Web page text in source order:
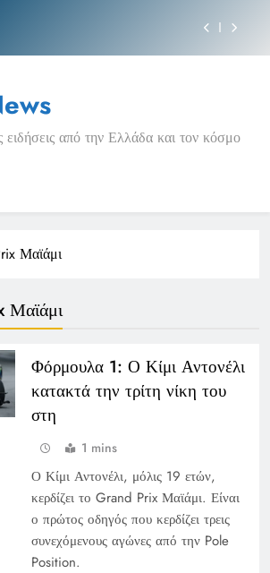
στο πετρέλαιο σε
συγκυρία
Ο ΟΠΕΚΑ ξεκινά νωρίτερα
και η φράση «Κρήτη
στο πετρέλαιο σε
συγκυρία
ειδήσεις από την Ελλάδα και τον κόσμο
Μαϊάμι
Φόρμουλα 1: Ο Κίμι Αντονέλι
κατακτά την τρίτη νίκη του
στη
1 mins
Ο Κίμι Αντονέλι, μόλις 19 ετών,
κερδίζει το Grand Prix Μαϊάμι. Είναι
ο πρώτος οδηγός που κερδίζει τρεις
συνεχόμενους αγώνες από την Pole
Position.